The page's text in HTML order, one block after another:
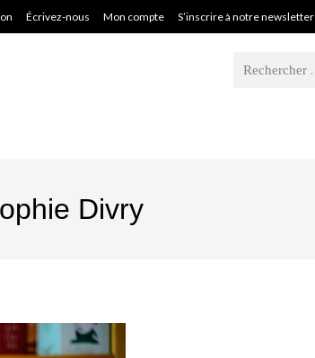
Écrivez-nous Mon compte S’inscrire à notre newsletter
Divry